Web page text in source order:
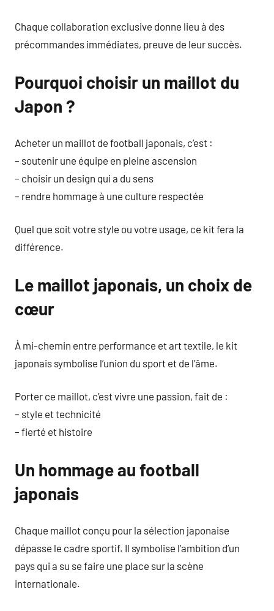
Chaque collaboration exclusive donne lieu à des
précommandes immédiates, preuve de leur succès.
Pourquoi choisir un maillot du
Japon ?
Acheter un maillot de football japonais, c’est :
– soutenir une équipe en pleine ascension
– choisir un design qui a du sens
– rendre hommage à une culture respectée
Quel que soit votre style ou votre usage, ce kit fera la
différence.
Le maillot japonais, un choix de
cœur
À mi-chemin entre performance et art textile, le kit
japonais symbolise l’union du sport et de l’âme.
Porter ce maillot, c’est vivre une passion, fait de :
– style et technicité
– fierté et histoire
Un hommage au football
japonais
Chaque maillot conçu pour la sélection japonaise
dépasse le cadre sportif. Il symbolise l’ambition d’un
pays qui a su se faire une place sur la scène
internationale.